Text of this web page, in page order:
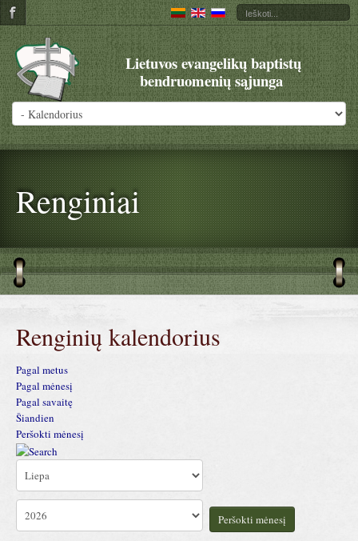
Lietuvos evangelikų baptistų
bendruomenių sąjunga
Renginiai
Renginių kalendorius
Pagal metus
Pagal mėnesį
Pagal savaitę
Šiandien
Peršokti mėnesį
Peršokti mėnesį